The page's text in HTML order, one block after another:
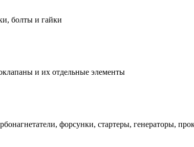
болты и гайки
и их отдельные элементы
форсунки, стартеры, генераторы,